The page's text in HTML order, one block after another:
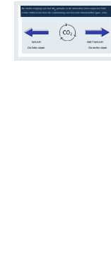
De sterke stijging van het CO
2
-gehalte in de atmosfeer (met ongeveer 50%
sinds 1800) komt door de verbranding van fossiele brandstoffen (gas, olie).
WAAR
NIET WAAR
Ga links staan
Ga rechts staan